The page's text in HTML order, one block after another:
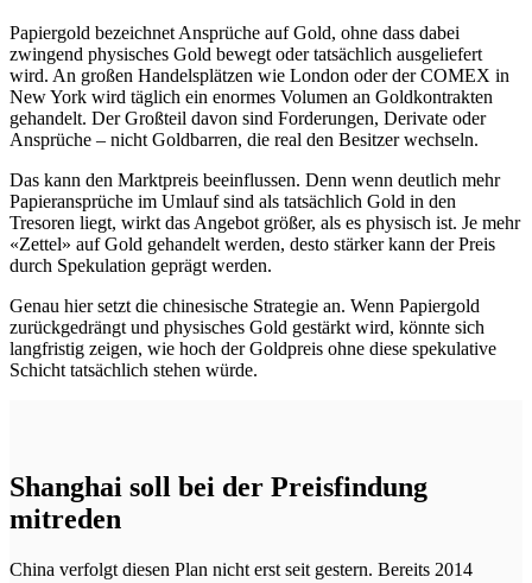
Papiergold bezeichnet Ansprüche auf Gold, ohne dass dabei
zwingend physisches Gold bewegt oder tatsächlich ausgeliefert
wird. An großen Handelsplätzen wie London oder der COMEX in
New York wird täglich ein enormes Volumen an Goldkontrakten
gehandelt. Der Großteil davon sind Forderungen, Derivate oder
Ansprüche – nicht Goldbarren, die real den Besitzer wechseln.
Das kann den Marktpreis beeinflussen. Denn wenn deutlich mehr
Papieransprüche im Umlauf sind als tatsächlich Gold in den
Tresoren liegt, wirkt das Angebot größer, als es physisch ist. Je mehr
«Zettel» auf Gold gehandelt werden, desto stärker kann der Preis
durch Spekulation geprägt werden.
Genau hier setzt die chinesische Strategie an. Wenn Papiergold
zurückgedrängt und physisches Gold gestärkt wird, könnte sich
langfristig zeigen, wie hoch der Goldpreis ohne diese spekulative
Schicht tatsächlich stehen würde.
Shanghai soll bei der Preisfindung
mitreden
China verfolgt diesen Plan nicht erst seit gestern. Bereits 2014